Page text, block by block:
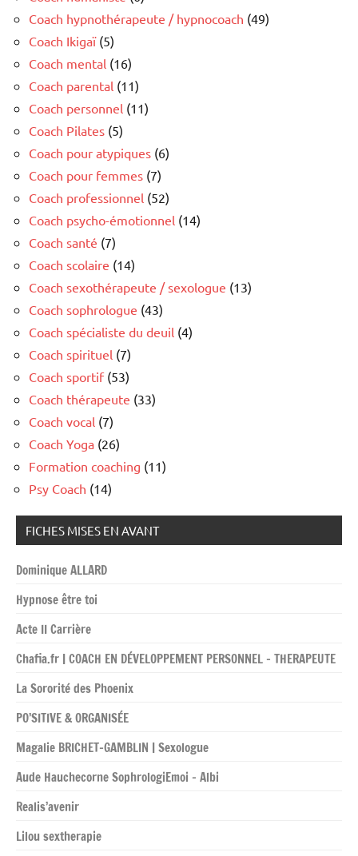
Coach hypnothérapeute / hypnocoach (49)
Coach Ikigaï(5)
Coach mental (16)
Coach parental (11)
Coach personnel (11)
Coach Pilates (5)
Coach pour atypiques (6)
Coach pour femmes (7)
Coach professionnel (52)
Coach psycho-émotionnel (14)
Coach santé (7)
Coach scolaire (14)
Coach sexothérapeute / sexologue (13)
Coach sophrologue (43)
Coach spécialiste du deuil (4)
Coach spirituel (7)
Coach sportif(53)
Coach thérapeute (33)
Coach vocal (7)
Coach Yoga (26)
Formation coaching (11)
Psy Coach (14)
FICHES MISES EN AVANT
Dominique ALLARD
Hypnose être toi
Acte II Carrière
Chafia.fr | COACH EN DÉVELOPPEMENT PERSONNEL – THERAPEUTE
La Sororité des Phoenix
PO’SITIVE & ORGANISÉE
Magalie BRICHET-GAMBLIN | Sexologue
Aude Hauchecorne SophrologiEmoi – Albi
Realis’avenir
Lilou sextherapie